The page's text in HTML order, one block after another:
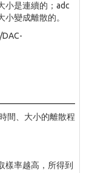
小是連續的；adc
變成離散的。
間、大小的離散程
樣率越高，所得到